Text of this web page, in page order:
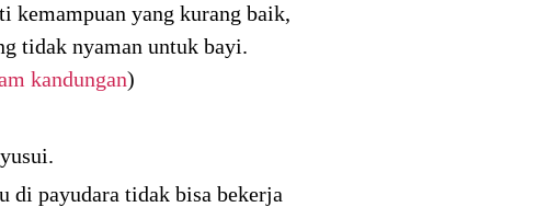
kemampuan yang kurang baik,
tidak nyaman untuk bayi.
kandungan)
di payudara tidak bisa bekerja